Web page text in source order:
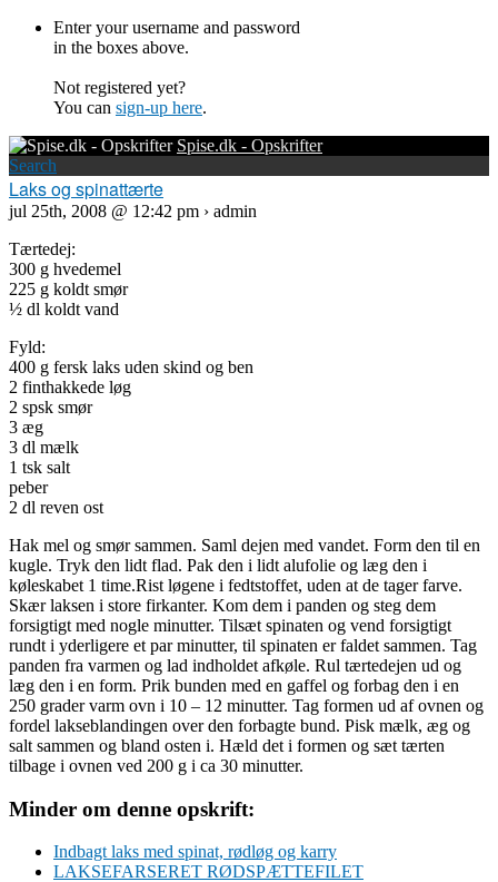
Enter your username and password
in the boxes above.
Not registered yet?
You can sign-up here.
Spise.dk - Opskrifter
Search
Laks og spinattærte
jul 25th, 2008 @ 12:42 pm › admin
Tærtedej:
300 g hvedemel
225 g koldt smør
½ dl koldt vand
Fyld:
400 g fersk laks uden skind og ben
2 finthakkede løg
2 spsk smør
3 æg
3 dl mælk
1 tsk salt
peber
2 dl reven ost
Hak mel og smør sammen. Saml dejen med vandet. Form den til en
kugle. Tryk den lidt flad. Pak den i lidt alufolie og læg den i
køleskabet 1 time.Rist løgene i fedtstoffet, uden at de tager farve.
Skær laksen i store firkanter. Kom dem i panden og steg dem
forsigtigt med nogle minutter. Tilsæt spinaten og vend forsigtigt
rundt i yderligere et par minutter, til spinaten er faldet sammen. Tag
panden fra varmen og lad indholdet afkøle. Rul tærtedejen ud og
læg den i en form. Prik bunden med en gaffel og forbag den i en
250 grader varm ovn i 10 – 12 minutter. Tag formen ud af ovnen og
fordel lakseblandingen over den forbagte bund. Pisk mælk, æg og
salt sammen og bland osten i. Hæld det i formen og sæt tærten
tilbage i ovnen ved 200 g i ca 30 minutter.
Minder om denne opskrift:
Indbagt laks med spinat, rødløg og karry
LAKSEFARSERET RØDSPÆTTEFILET